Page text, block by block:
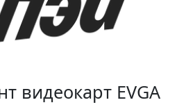
видеокарт EVGA